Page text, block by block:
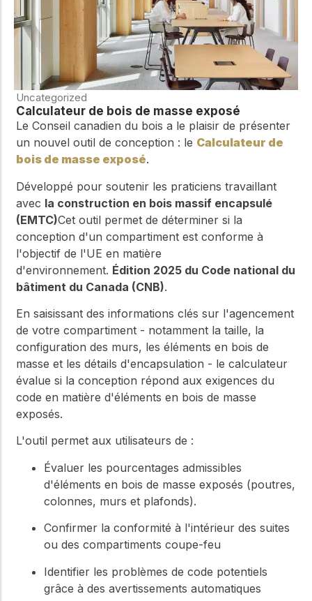
Uncategorized
Calculateur de bois de masse exposé
Le Conseil canadien du bois a le plaisir de présenter
un nouvel outil de conception : le Calculateur de
bois de masse exposé.
Développé pour soutenir les praticiens travaillant
avec la construction en bois massif encapsulé
(EMTC)Cet outil permet de déterminer si la
conception d'un compartiment est conforme à
l'objectif de l'UE en matière
d'environnement. Édition 2025 du Code national du
bâtiment du Canada (CNB).
En saisissant des informations clés sur l'agencement
de votre compartiment - notamment la taille, la
configuration des murs, les éléments en bois de
masse et les détails d'encapsulation - le calculateur
évalue si la conception répond aux exigences du
code en matière d'éléments en bois de masse
exposés.
L'outil permet aux utilisateurs de :
Évaluer les pourcentages admissibles
d'éléments en bois de masse exposés (poutres,
colonnes, murs et plafonds).
Confirmer la conformité à l'intérieur des suites
ou des compartiments coupe-feu
Identifier les problèmes de code potentiels
grâce à des avertissements automatiques